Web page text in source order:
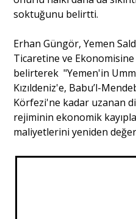
soktuğunu belirtti.
Erhan Güngör, Yemen
Ticaretine ve
belirterek "Yemen'in
Kızıldeniz'e, Babu’l-
Körfezi'ne kadar uzanan
rejiminin ekonomik
maliyetlerini yeniden